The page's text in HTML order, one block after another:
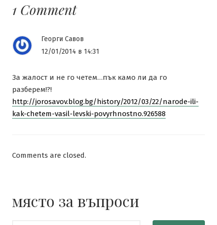
1 Comment
Георги Савов
12/01/2014 в 14:31
За жалост и не го четем…пък камо ли да го
разберем!?!
http://jorosavov.blog.bg/history/2012/03/22/narode-ili-
kak-chetem-vasil-levski-povyrhnostno.926588
Comments are closed.
място за въпроси